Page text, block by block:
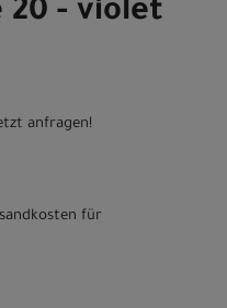
20 - violet
anfragen!
für